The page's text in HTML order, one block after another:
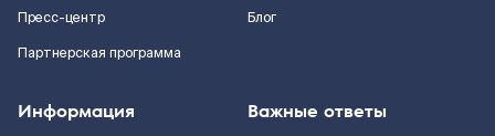
Пресс-центр
Партнерская программа
Блог
Информация Важные ответы